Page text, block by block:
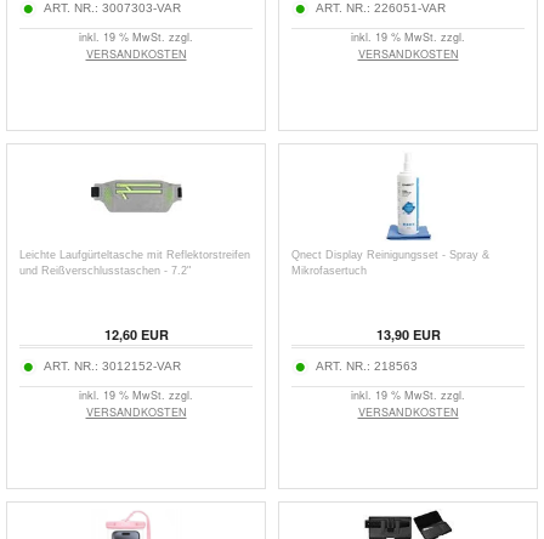
ART. NR.: 3007303-VAR
inkl. 19 % MwSt. zzgl.
VERSANDKOSTEN
ART. NR.: 226051-VAR
inkl. 19 % MwSt. zzgl.
VERSANDKOSTEN
Leichte Laufgürteltasche mit Reflektorstreifen
und Reißverschlusstaschen - 7.2"
12,60EUR
ART. NR.: 3012152-VAR
inkl. 19 % MwSt. zzgl.
VERSANDKOSTEN
Qnect Display Reinigungsset - Spray &
Mikrofasertuch
13,90EUR
ART. NR.: 218563
inkl. 19 % MwSt. zzgl.
VERSANDKOSTEN